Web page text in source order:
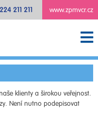
www.zpmvcr.cz
224 211 211
klienty a širokou veřejnost.
Není nutno podepisovat